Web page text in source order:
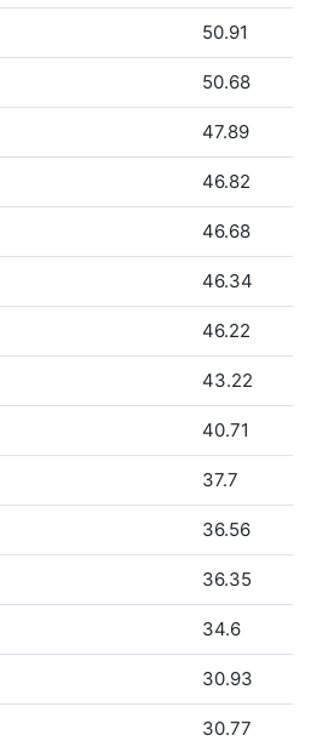
50.91
50.68
47.89
46.82
46.68
46.34
46.22
43.22
40.71
37.7
36.56
36.35
34.6
30.93
30.77